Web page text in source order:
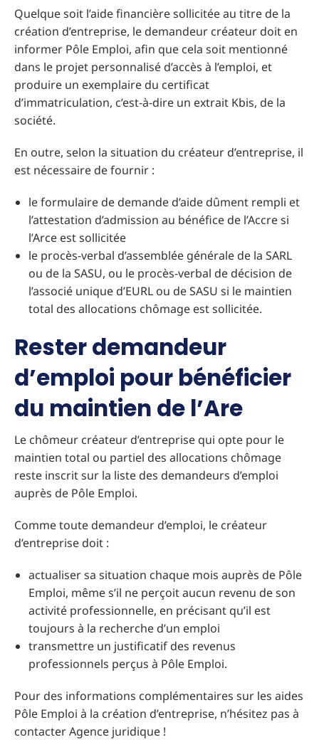
Quelque soit l’aide financière sollicitée au titre de la
création d’entreprise, le demandeur créateur doit en
informer Pôle Emploi, afin que cela soit mentionné
dans le projet personnalisé d’accès à l’emploi, et
produire un exemplaire du certificat
d’immatriculation, c’est-à-dire un extrait Kbis, de la
société.
En outre, selon la situation du créateur d’entreprise, il
est nécessaire de fournir :
le formulaire de demande d’aide dûment rempli et
l’attestation d’admission au bénéfice de l’Accre si
l’Arce est sollicitée
le procès-verbal d’assemblée générale de la SARL
ou de la SASU, ou le procès-verbal de décision de
l’associé unique d’EURL ou de SASU si le maintien
total des allocations chômage est sollicitée.
Rester demandeur
d’emploi pour bénéficier
du maintien de l’Are
Le chômeur créateur d’entreprise qui opte pour le
maintien total ou partiel des allocations chômage
reste inscrit sur la liste des demandeurs d’emploi
auprès de Pôle Emploi.
Comme toute demandeur d’emploi, le créateur
d’entreprise doit :
actualiser sa situation chaque mois auprès de Pôle
Emploi, même s’il ne perçoit aucun revenu de son
activité professionnelle, en précisant qu’il est
toujours à la recherche d’un emploi
transmettre un justificatif des revenus
professionnels perçus à Pôle Emploi.
Pour des informations complémentaires sur les aides
Pôle Emploi à la création d’entreprise, n’hésitez pas à
contacter Agence juridique !